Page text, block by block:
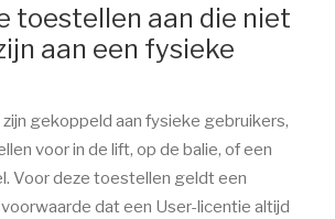
toestellen aan die niet
aan een fysieke
gekoppeld aan fysieke gebruikers,
voor in de lift, op de balie, of een
Voor deze toestellen geldt een
dat een User-licentie altijd